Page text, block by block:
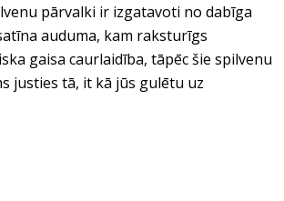
pārvalki ir izgatavoti no dabīga
auduma, kam raksturīgs
gaisa caurlaidība, tāpēc šie spilvenu
justies tā, it kā jūs gulētu uz